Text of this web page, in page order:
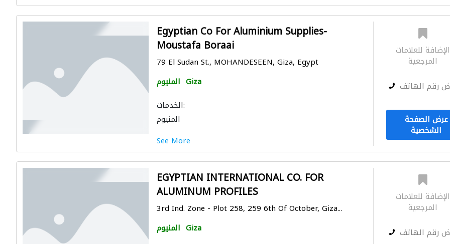
Egyptian Co For Aluminium Supplies-
Moustafa Boraai
79 El Sudan St., MOHANDESEEN, Giza, Egypt
المنيوم Giza
الخدمات:
المنيوم
See More
الإضافة للعلامات
المرجعية
رقم الهاتف
عرض الصفحة
الشخصية
EGYPTIAN INTERNATIONAL CO. FOR
ALUMINUM PROFILES
3rd Ind. Zone - Plot 258, 259 6th Of October, Giza...
المنيوم Giza
الإضافة للعلامات
المرجعية
رقم الهاتف